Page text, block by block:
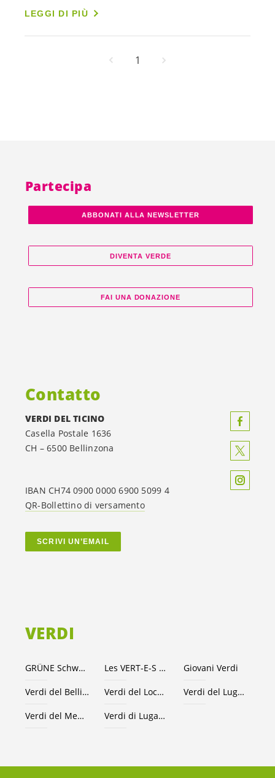
LEGGI DI PIÙ
1
VERDI
GRÜNE Schweiz Les VERT-E-S suisses Giovani Verdi
Verdi del Bellinzonese e valli Verdi del Locarnese Verdi del Luganese
Verdi del Mendrisiotto Verdi di Lugano
Partecipa
ABBONATI ALLA NEWSLETTER
DIVENTA VERDE
FAI UNA DONAZIONE
Contatto
VERDI DEL TICINO
Casella Postale 1636
CH – 6500 Bellinzona
IBAN CH74 0900 0000 6900 5099 4
QR-Bollettino di versamento
SCRIVI UN’EMAIL